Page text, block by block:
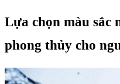
Lựa chọn màu sắc
phong thủy cho